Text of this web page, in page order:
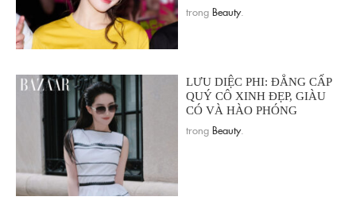
trong Beauty.
LƯU DIỆC PHI: ĐẲNG CẤP
QUÝ CÔ XINH ĐẸP, GIÀU
CÓ VÀ HÀO PHÓNG
trong Beauty.